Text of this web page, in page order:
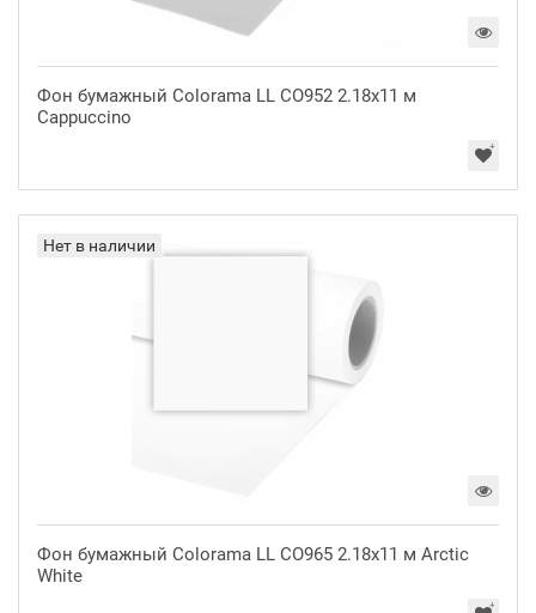
Фон бумажный Colorama LL CO952 2.18x11 м
Cappuccino
Нет в наличии
Фон бумажный Colorama LL CO965 2.18x11 м Arctic
White